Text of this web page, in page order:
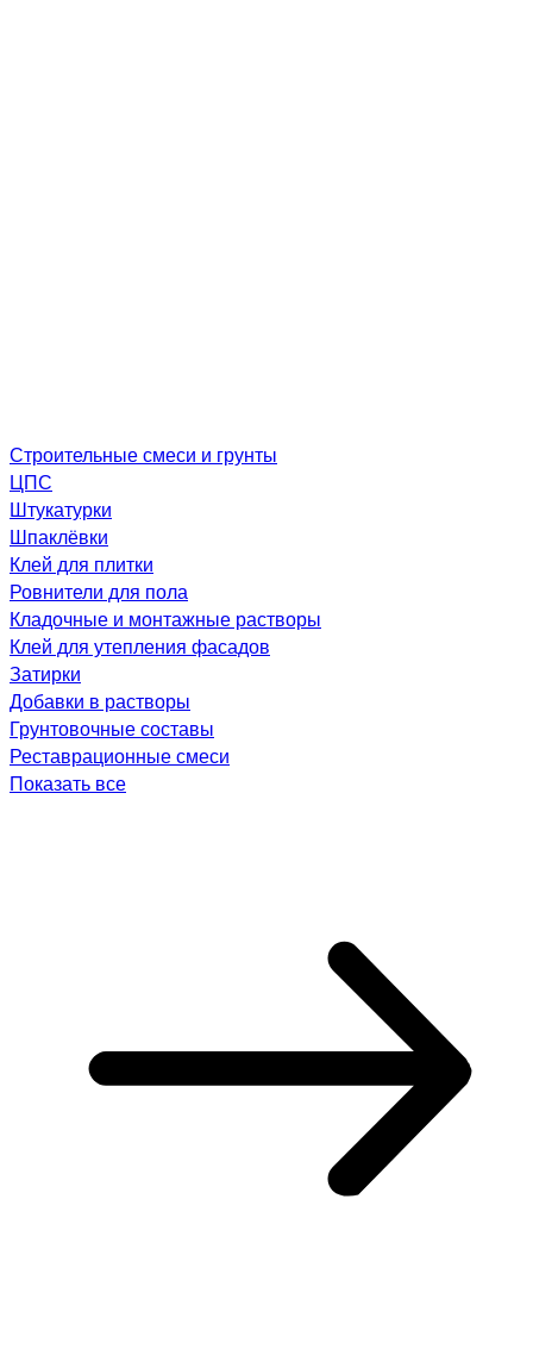
Строительные смеси и грунты
ЦПС
Штукатурки
Шпаклёвки
Клей для плитки
Ровнители для пола
Кладочные и монтажные растворы
Клей для утепления фасадов
Затирки
Добавки в растворы
Грунтовочные составы
Реставрационные смеси
Показать все